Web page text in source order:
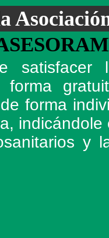
forma
forma
y